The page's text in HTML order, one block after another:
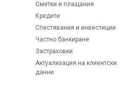
Сметки и плащания
Кредити
Спестявания и инвестиции
Частно банкиране
Застраховки
Актуализация на клиентски
данни